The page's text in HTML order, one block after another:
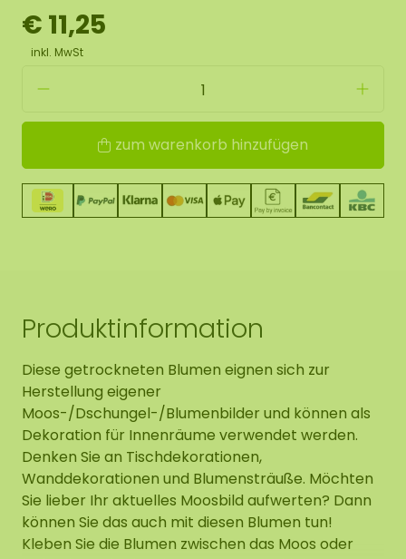
€ 11,25
inkl. MwSt
zum warenkorb hinzufügen
Produktinformation
Diese getrockneten Blumen eignen sich zur
Herstellung eigener
Moos-/Dschungel-/Blumenbilder und können als
Dekoration für Innenräume verwendet werden.
Denken Sie an Tischdekorationen,
Wanddekorationen und Blumensträuße. Möchten
Sie lieber Ihr aktuelles Moosbild aufwerten? Dann
können Sie das auch mit diesen Blumen tun!
Kleben Sie die Blumen zwischen das Moos oder